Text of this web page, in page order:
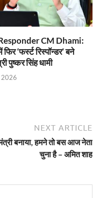
विज
CM Dhami:
‘फर्स्ट रिस्पॉन्डर’ बने
पुष्कर सिंह धामी
2026
NEXT ARTICLE
बनाया, हमने तो बस आज नेता
चुना है – अमित शाह